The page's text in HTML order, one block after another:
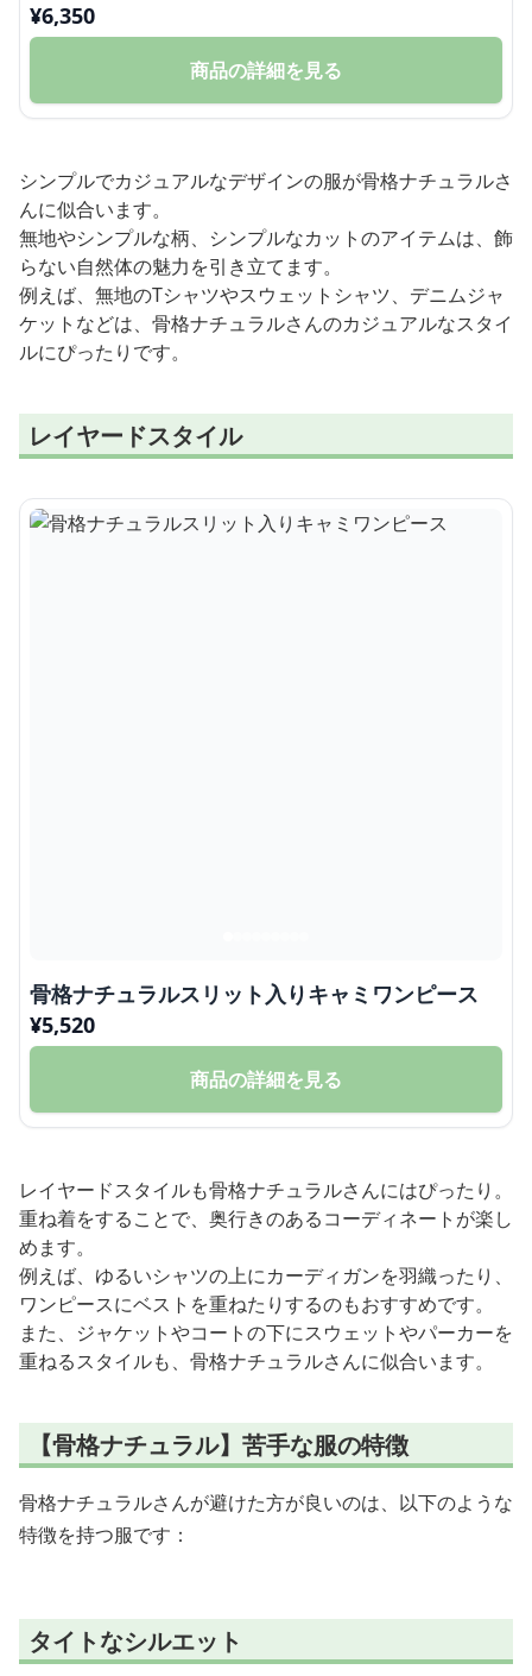
¥6,350
商品の詳細を見る
シンプルでカジュアルなデザインの服が骨格ナチュラルさ
んに似合います。
無地やシンプルな柄、シンプルなカットのアイテムは、飾
らない自然体の魅力を引き立てます。
例えば、無地のTシャツやスウェットシャツ、デニムジャ
ケットなどは、骨格ナチュラルさんのカジュアルなスタイ
ルにぴったりです。
レイヤードスタイル
骨格ナチュラルスリット入りキャミワンピース
¥5,520
商品の詳細を見る
レイヤードスタイルも骨格ナチュラルさんにはぴったり。
重ね着をすることで、奥行きのあるコーディネートが楽し
めます。
例えば、ゆるいシャツの上にカーディガンを羽織ったり、
ワンピースにベストを重ねたりするのもおすすめです。
また、ジャケットやコートの下にスウェットやパーカーを
重ねるスタイルも、骨格ナチュラルさんに似合います。
【骨格ナチュラル】苦手な服の特徴
骨格ナチュラルさんが避けた方が良いのは、以下のような
特徴を持つ服です：
タイトなシルエット